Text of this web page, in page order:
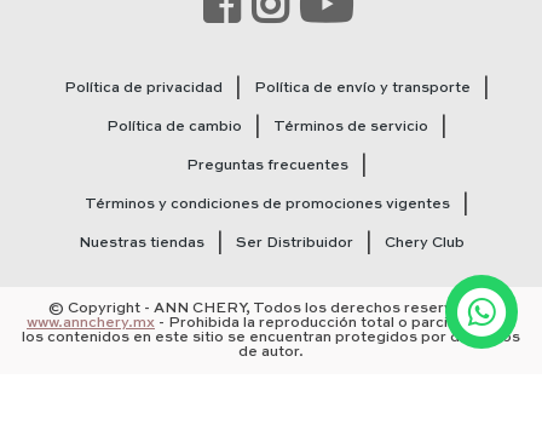
Política de privacidad Política de envío y transporte
Política de cambio Términos de servicio
Preguntas frecuentes
Términos y condiciones de promociones vigentes
Nuestras tiendas Ser Distribuidor Chery Club
© Copyright - ANN CHERY, Todos los derechos reservados.
www.annchery.mx - Prohibida la reproducción total o parcial. Todos
los contenidos en este sitio se encuentran protegidos por derechos
de autor.